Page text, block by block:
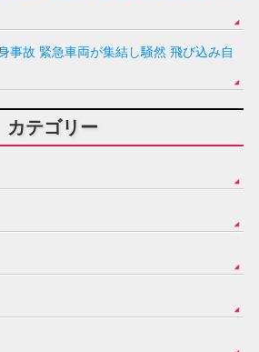
事故 緊急車両が集結し騒然 飛び込み自
カテゴリー